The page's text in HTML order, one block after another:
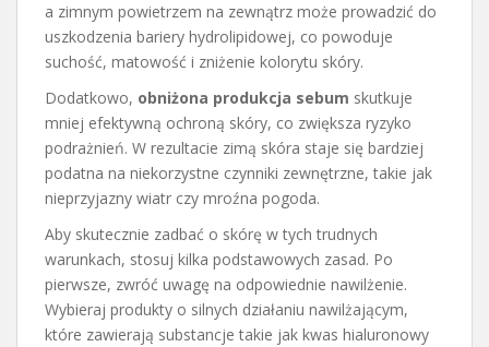
a zimnym powietrzem na zewnątrz może prowadzić do
uszkodzenia bariery hydrolipidowej, co powoduje
suchość, matowość i zniżenie kolorytu skóry.
Dodatkowo, obniżona produkcja sebum skutkuje
mniej efektywną ochroną skóry, co zwiększa ryzyko
podrażnień. W rezultacie zimą skóra staje się bardziej
podatna na niekorzystne czynniki zewnętrzne, takie jak
nieprzyjazny wiatr czy mroźna pogoda.
Aby skutecznie zadbać o skórę w tych trudnych
warunkach, stosuj kilka podstawowych zasad. Po
pierwsze, zwróć uwagę na odpowiednie nawilżenie.
Wybieraj produkty o silnych działaniu nawilżającym,
które zawierają substancje takie jak kwas hialuronowy